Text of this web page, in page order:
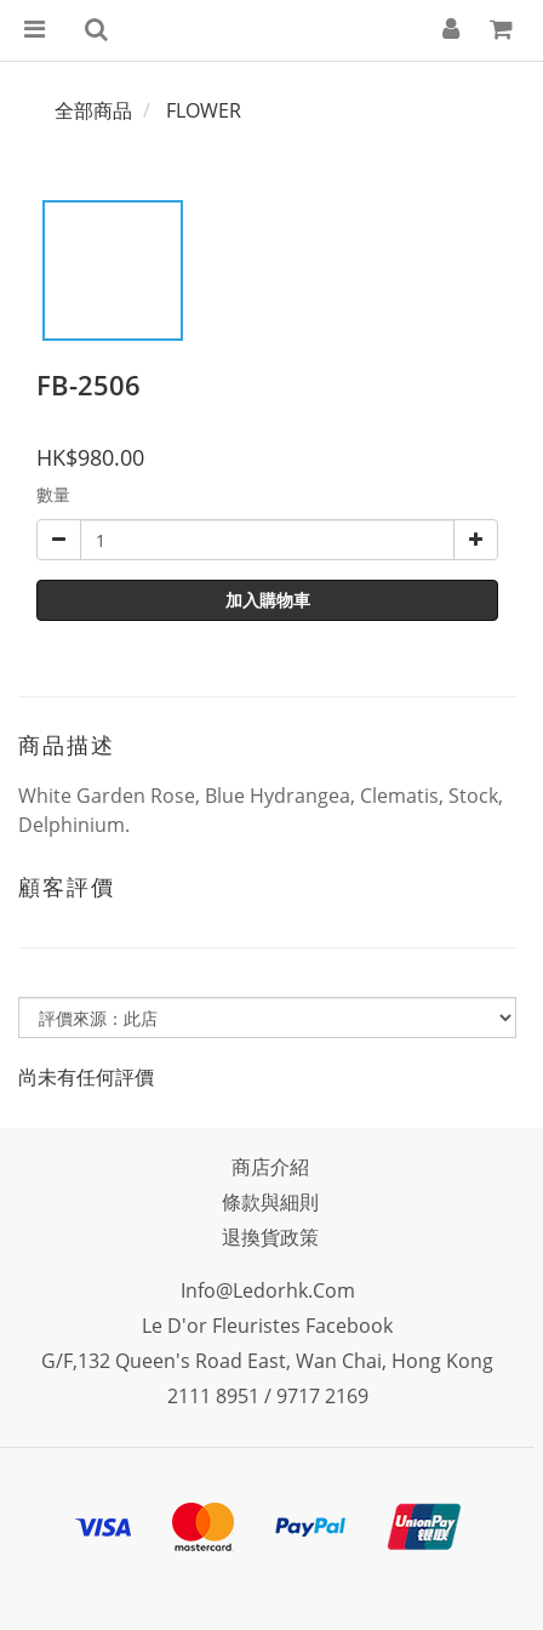
全部商品 FLOWER
FB-2506
HK$980.00
數量
加入購物車
商品描述
White Garden Rose, Blue Hydrangea, Clematis, Stock,
Delphinium.
顧客評價
尚未有任何評價
商店介紹
條款與細則
退換貨政策
Info@ledorhk.com
Le D'or Fleuristes Facebook
G/F,132 Queen's Road East, Wan Chai, Hong Kong
2111 8951 / 9717 2169